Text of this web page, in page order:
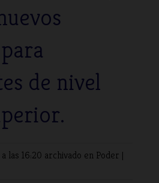
de nivel
a las 16:20 archivado en Poder |